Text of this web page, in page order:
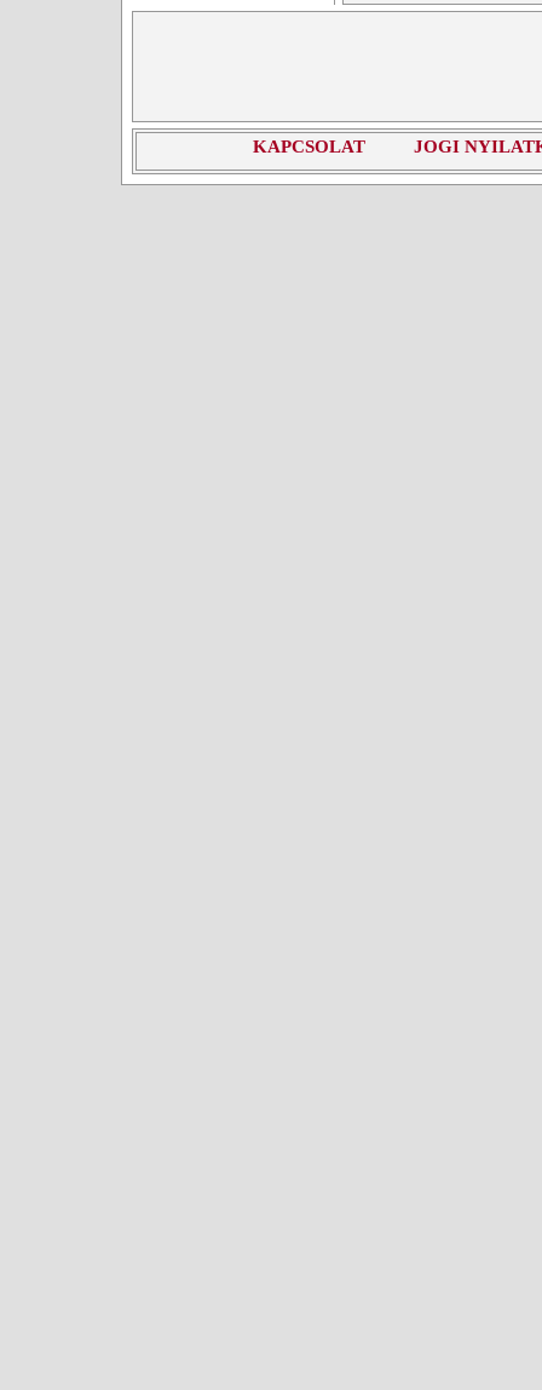
KAPCSOLAT JOGI